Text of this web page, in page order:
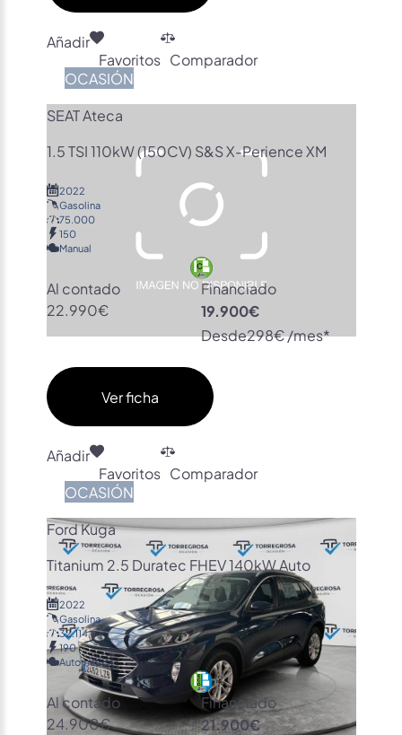
Añadir
Favoritos Comparador
OCASIÓN
SEAT Ateca
1.5 TSI 110kW (150CV) S&S X-Perience XM
2022
Gasolina
75.000
150
Manual
Al contado
22.990€
Financiado
19.900€
Desde298€ /mes*
Ver ficha
Añadir
Favoritos Comparador
OCASIÓN
Ford Kuga
Titanium 2.5 Duratec FHEV 140kW Auto
2022
Gasolina
32.114
190
Automática
Al contado
24.900€
Financiado
21.900€